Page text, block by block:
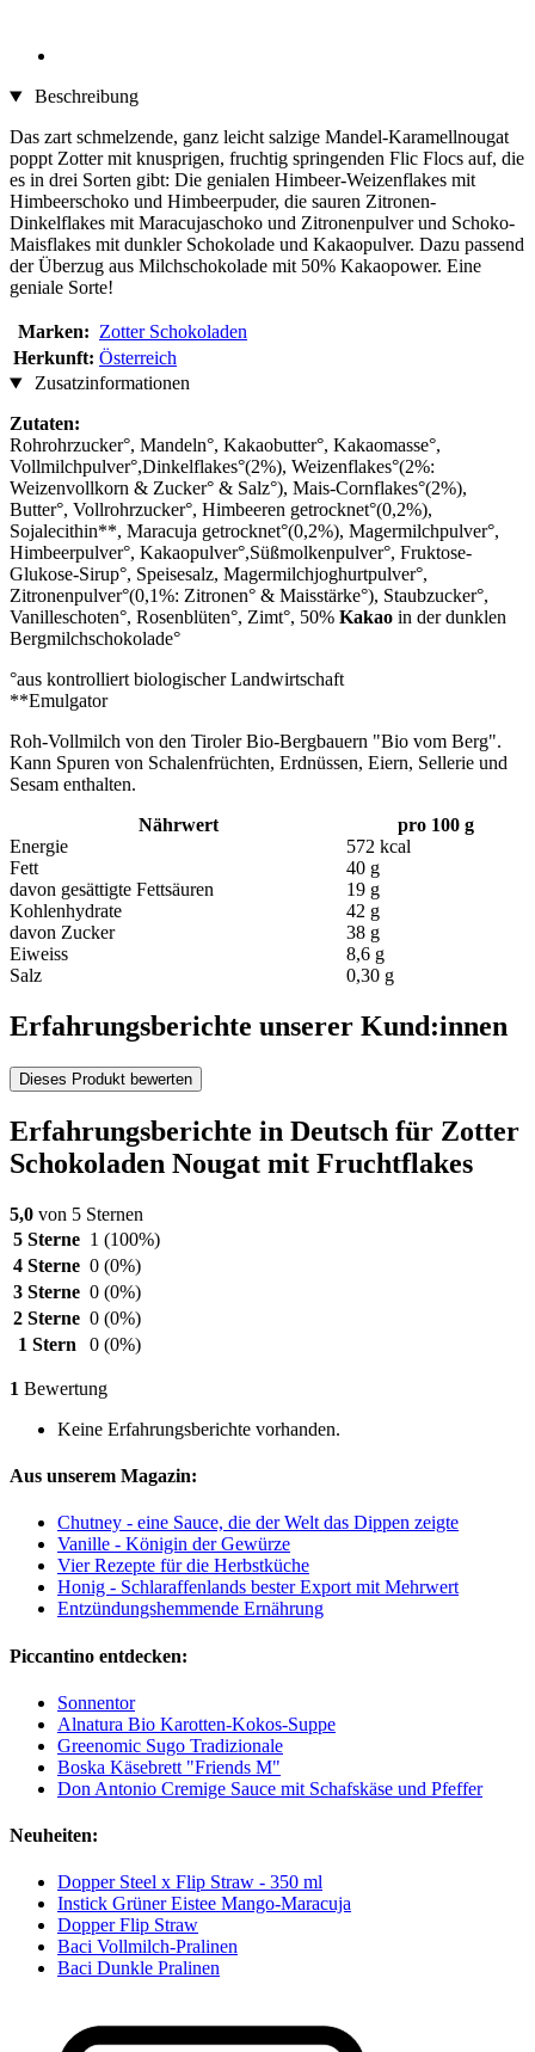
Beschreibung
Das zart schmelzende, ganz leicht salzige Mandel-Karamellnougat
poppt Zotter mit knusprigen, fruchtig springenden Flic Flocs auf, die
es in drei Sorten gibt: Die genialen Himbeer-Weizenflakes mit
Himbeerschoko und Himbeerpuder, die sauren Zitronen-
Dinkelflakes mit Maracujaschoko und Zitronenpulver und Schoko-
Maisflakes mit dunkler Schokolade und Kakaopulver. Dazu passend
der Überzug aus Milchschokolade mit 50% Kakaopower. Eine
geniale Sorte!
Marken: Zotter Schokoladen
Herkunft: Österreich
Zusatzinformationen
Zutaten:
Rohrohrzucker°, Mandeln°, Kakaobutter°, Kakaomasse°,
Vollmilchpulver°,Dinkelflakes°(2%), Weizenflakes°(2%:
Weizenvollkorn & Zucker° & Salz°), Mais-Cornflakes°(2%),
Butter°, Vollrohrzucker°, Himbeeren getrocknet°(0,2%),
Sojalecithin**, Maracuja getrocknet°(0,2%), Magermilchpulver°,
Himbeerpulver°, Kakaopulver°,Süßmolkenpulver°, Fruktose-
Glukose-Sirup°, Speisesalz, Magermilchjoghurtpulver°,
Zitronenpulver°(0,1%: Zitronen° & Maisstärke°), Staubzucker°,
Vanilleschoten°, Rosenblüten°, Zimt°, 50% Kakao in der dunklen
Bergmilchschokolade°
°aus kontrolliert biologischer Landwirtschaft
**Emulgator
Roh-Vollmilch von den Tiroler Bio-Bergbauern "Bio vom Berg".
Kann Spuren von Schalenfrüchten, Erdnüssen, Eiern, Sellerie und
Sesam enthalten.
Nährwert
pro 100 g
Energie
572 kcal
Fett
40 g
davon gesättigte Fettsäuren
19 g
Kohlenhydrate
42 g
davon Zucker
38 g
Eiweiss
8,6 g
Salz
0,30 g
Erfahrungsberichte unserer Kund:innen
Dieses Produkt bewerten
Erfahrungsberichte in Deutsch für Zotter
Schokoladen Nougat mit Fruchtflakes
5,0 von 5 Sternen
5 Sterne 1 (100%)
4 Sterne 0 (0%)
3 Sterne 0 (0%)
2 Sterne 0 (0%)
1 Stern
0 (0%)
1 Bewertung
Keine Erfahrungsberichte vorhanden.
Aus unserem Magazin:
Chutney - eine Sauce, die der Welt das Dippen zeigte
Vanille - Königin der Gewürze
Vier Rezepte für die Herbstküche
Honig - Schlaraffenlands bester Export mit Mehrwert
Entzündungshemmende Ernährung
Piccantino entdecken:
Sonnentor
Alnatura Bio Karotten-Kokos-Suppe
Greenomic Sugo Tradizionale
Boska Käsebrett "Friends M"
Don Antonio Cremige Sauce mit Schafskäse und Pfeffer
Neuheiten:
Dopper Steel x Flip Straw - 350 ml
Instick Grüner Eistee Mango-Maracuja
Dopper Flip Straw
Baci Vollmilch-Pralinen
Baci Dunkle Pralinen